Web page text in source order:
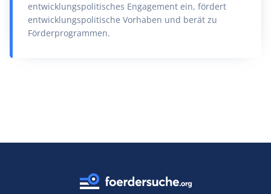
entwicklungspolitisches Engagement ein, fördert
entwicklungspolitische Vorhaben und berät zu
Förderprogrammen.